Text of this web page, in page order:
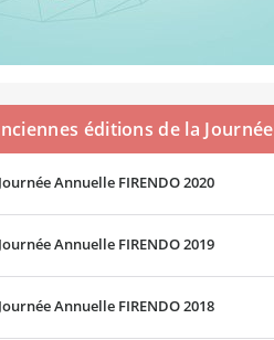
éditions de la Journée
Annuelle FIRENDO
Journée Annuelle FIRENDO 2020
Journée Annuelle FIRENDO 2019
Journée Annuelle FIRENDO 2018